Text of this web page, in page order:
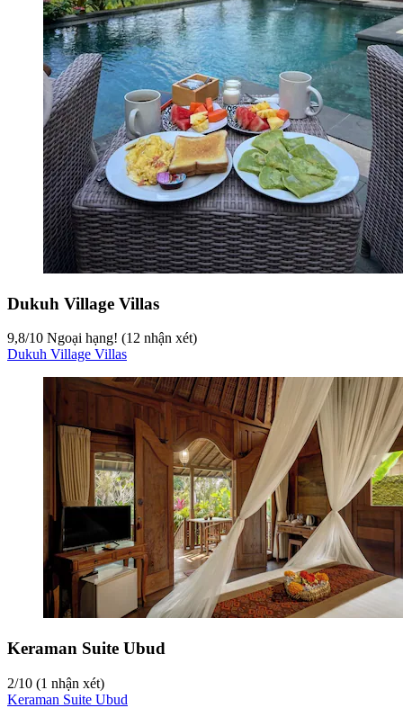
Dukuh Village Villas
9,8/10 Ngoại hạng! (12 nhận xét)
Dukuh Village Villas
Keraman Suite Ubud
2/10 (1 nhận xét)
Keraman Suite Ubud